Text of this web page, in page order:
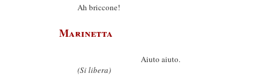
Ah briccone!
Marinetta
Aiuto aiuto.
(Si libera)